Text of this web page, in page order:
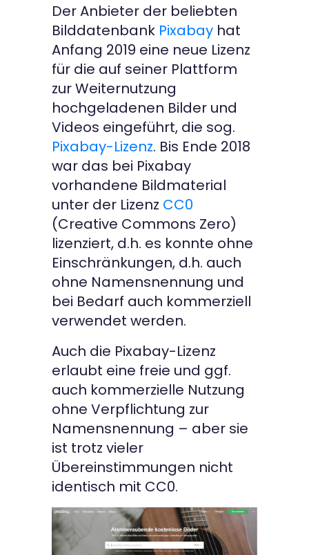
Der Anbieter der beliebten
Bilddatenbank Pixabay hat
Anfang 2019 eine neue Lizenz
für die auf seiner Plattform
zur Weiternutzung
hochgeladenen Bilder und
Videos eingeführt, die sog.
Pixabay-Lizenz. Bis Ende 2018
war das bei Pixabay
vorhandene Bildmaterial
unter der Lizenz CC0
(Creative Commons Zero)
lizenziert, d.h. es konnte ohne
Einschränkungen, d.h. auch
ohne Namensnennung und
bei Bedarf auch kommerziell
verwendet werden.
Auch die Pixabay-Lizenz
erlaubt eine freie und ggf.
auch kommerzielle Nutzung
ohne Verpflichtung zur
Namensnennung – aber sie
ist trotz vieler
Übereinstimmungen nicht
identisch mit CC0.